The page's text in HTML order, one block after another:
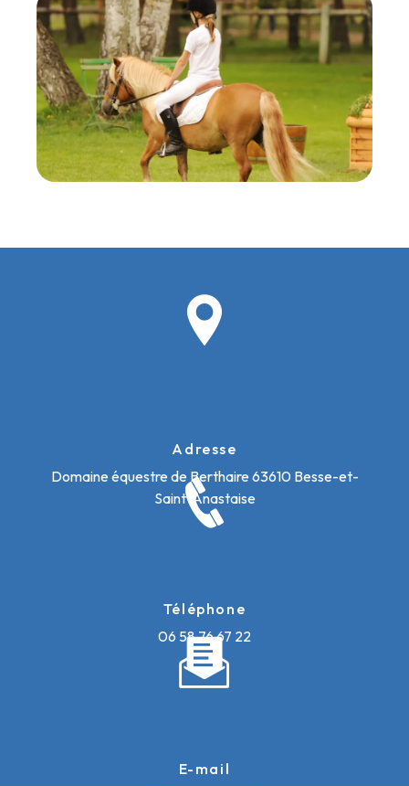
Adresse
Domaine équestre de Berthaire 63610 Besse-et-
Saint-Anastaise
Téléphone
06 58 76 67 22
E-mail